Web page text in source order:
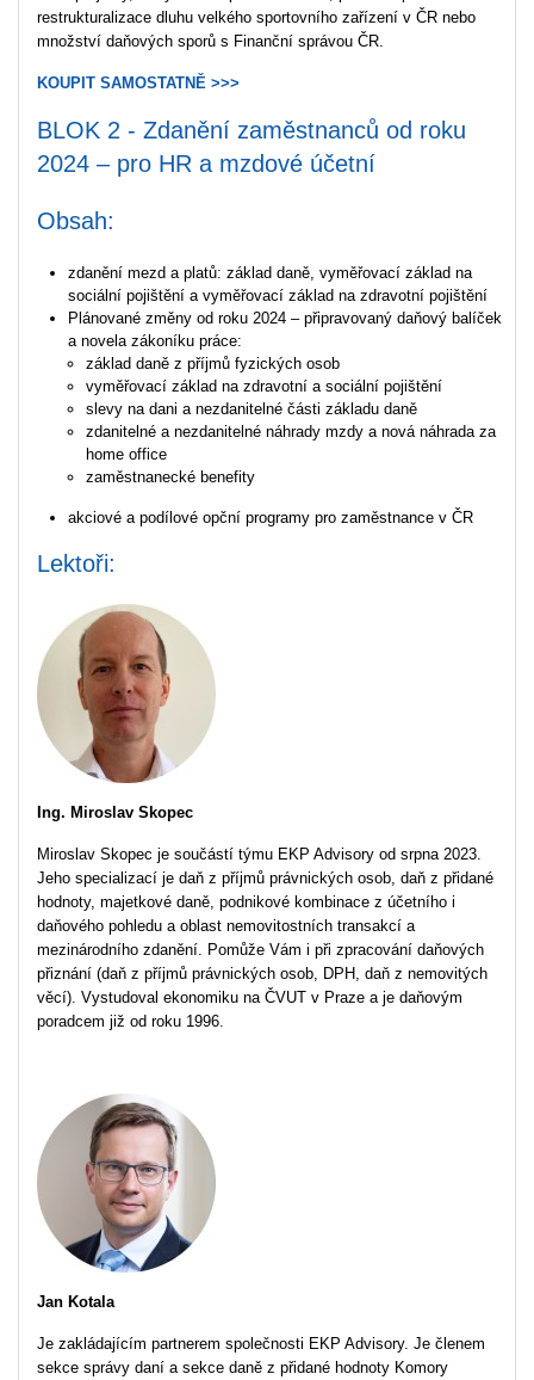
restrukturalizace dluhu velkého sportovního zařízení v ČR nebo
množství daňových sporů s Finanční správou ČR.
KOUPIT SAMOSTATNĚ >>>
BLOK 2 - Zdanění zaměstnanců od roku
2024 – pro HR a mzdové účetní
Obsah:
zdanění mezd a platů: základ daně, vyměřovací základ na
sociální pojištění a vyměřovací základ na zdravotní pojištění
Plánované změny od roku 2024 – připravovaný daňový balíček
a novela zákoníku práce:
základ daně z příjmů fyzických osob
vyměřovací základ na zdravotní a sociální pojištění
slevy na dani a nezdanitelné části základu daně
zdanitelné a nezdanitelné náhrady mzdy a nová náhrada za
home office
zaměstnanecké benefity
akciové a podílové opční programy pro zaměstnance v ČR
Lektoři:
Ing. Miroslav Skopec
Miroslav Skopec je součástí týmu EKP Advisory od srpna 2023.
Jeho specializací je daň z příjmů právnických osob, daň z přidané
hodnoty, majetkové daně, podnikové kombinace z účetního i
daňového pohledu a oblast nemovitostních transakcí a
mezinárodního zdanění. Pomůže Vám i při zpracování daňových
přiznání (daň z příjmů právnických osob, DPH, daň z nemovitých
věcí). Vystudoval ekonomiku na ČVUT v Praze a je daňovým
poradcem již od roku 1996.
Jan Kotala
Je zakládajícím partnerem společnosti EKP Advisory. Je členem
sekce správy daní a sekce daně z přidané hodnoty Komory